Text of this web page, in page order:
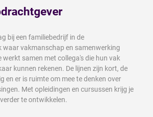
bij een familiebedrijf in de
waar vakmanschap en samenwerking
samen met collega's die hun vak
kunnen rekenen. De lijnen zijn kort, de
en er is ruimte om mee te denken over
Met opleidingen en cursussen krijg je
te ontwikkelen.